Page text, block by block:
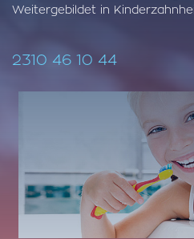
Weitergebildet in
2310 46 10 44